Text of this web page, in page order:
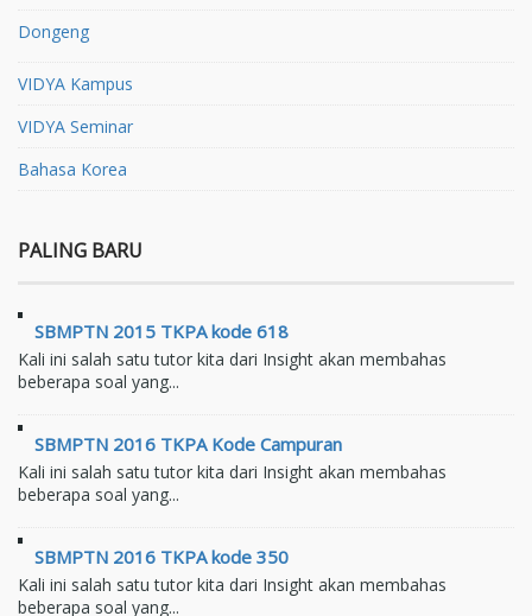
Dongeng
VIDYA Kampus
VIDYA Seminar
Bahasa Korea
PALING BARU
SBMPTN 2015 TKPA kode 618
Kali ini salah satu tutor kita dari Insight akan membahas
beberapa soal yang...
SBMPTN 2016 TKPA Kode Campuran
Kali ini salah satu tutor kita dari Insight akan membahas
beberapa soal yang...
SBMPTN 2016 TKPA kode 350
Kali ini salah satu tutor kita dari Insight akan membahas
beberapa soal yang...